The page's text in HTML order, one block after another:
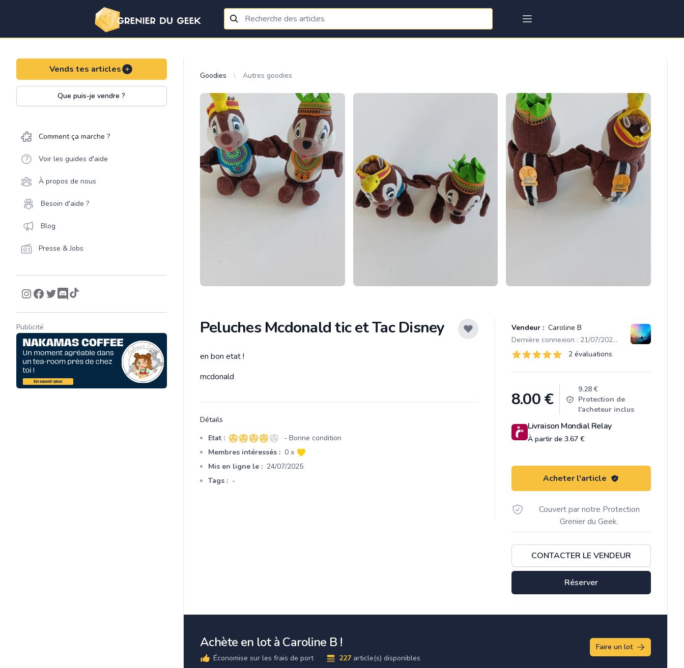
Vends tes articles
Que puis-je vendre ?
Comment ça marche ?
Voir les guides d'aide
À propos de nous
Besoin d'aide ?
Blog
Presse & Jobs
Publicité
Goodies Autres goodies
Peluches Mcdonald tic et Tac Disney Vendeur : Caroline B
Dernière connexion : 21/07/2026 21:23
Évaluations
2 sur 5 étoiles 2 évaluations
Product information
8.00€
9.28 €
Protection de
l'acheteur inclus
Livraison Mondial Relay
À partir de 3.67 €
Acheter l'article
Couvert par notre Protection
Grenier du Geek.
CONTACTER LE VENDEUR
Réserver
Description
en bon etat !
mcdonald
Détails
Etat : 4 sur 5 étoiles
- Bonne condition
Membres intéressés : 0 x
Mis en ligne le : 24/07/2025
Tags : -
Achète en lot à Caroline B !
Économise sur les frais de port 227 article(s) disponibles
Faire un lot